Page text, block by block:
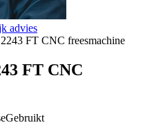
advies
FT CNC freesmachine
FT CNC
Gebruikt